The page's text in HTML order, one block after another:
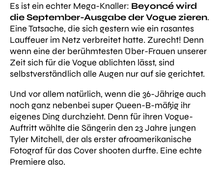
Es ist ein echter Mega-Knaller: Beyoncé wird
die September-Ausgabe der Vogue zieren.
Eine Tatsache, die sich gestern wie ein rasantes
Lauffeuer im Netz verbreitet hatte. Zurecht! Denn
wenn eine der berühmtesten Über-Frauen unserer
Zeit sich für die Vogue ablichten lässt, sind
selbstverständlich alle Augen nur auf sie gerichtet.
Und vor allem natürlich, wenn die 36-Jährige auch
noch ganz nebenbei super Queen-B-mäßig ihr
eigenes Ding durchzieht. Denn für ihren Vogue-
Auftritt wählte die Sängerin den 23 Jahre jungen
Tyler Mitchell, der als erster afroamerikanische
Fotograf für das Cover shooten durfte. Eine echte
Premiere also.